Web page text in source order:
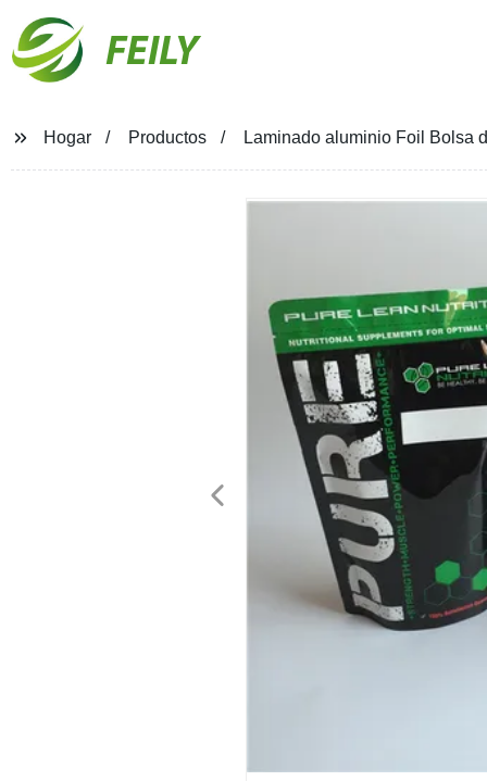
FEILY
Hogar Productos Laminado aluminio Foil Bolsa